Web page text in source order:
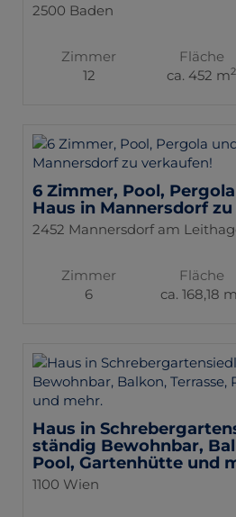
2500 Baden
Zimmer
12
Fläche
ca. 452 m2
6 Zimmer, Pool,
Haus in Mannersdorf
2452 Mannersdorf am
Zimmer
6
Fläche
ca. 168,18 m
Haus in
ständig Bewohnbar,
Pool, Gartenhütte und
1100 Wien